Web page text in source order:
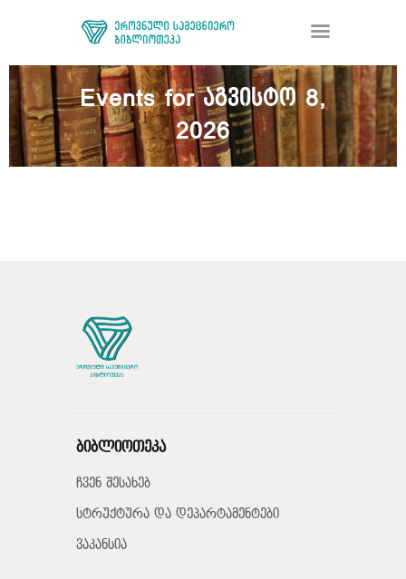
Events for აგვისტო 8,
2026
ᲑᲘᲑᲚᲘᲝᲗᲔᲙᲐ
ᲛᲝᲛᲡᲐᲮᲣᲠᲔᲑᲐ
ბიბლიოთეკა
ჩვენ შესახებ
სტრუქტურა და დეპარტამენტები
ვაკანსია